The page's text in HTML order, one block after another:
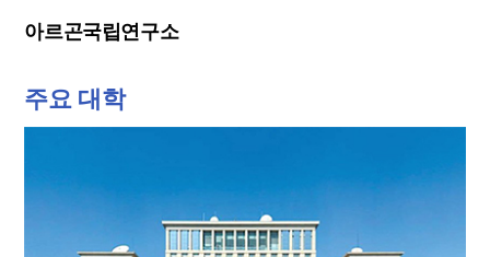
아르곤국립연구소
주요 대학